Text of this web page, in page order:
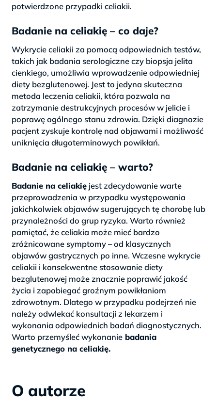
potwierdzone przypadki celiakii.
Badanie na celiakię – co daje?
Wykrycie celiakii za pomocą odpowiednich testów,
takich jak badania serologiczne czy biopsja jelita
cienkiego, umożliwia wprowadzenie odpowiedniej
diety bezglutenowej. Jest to jedyna skuteczna
metoda leczenia celiakii, która pozwala na
zatrzymanie destrukcyjnych procesów w jelicie i
poprawę ogólnego stanu zdrowia. Dzięki diagnozie
pacjent zyskuje kontrolę nad objawami i możliwość
uniknięcia długoterminowych powikłań.
Badanie na celiakię – warto?
Badanie na celiakię jest zdecydowanie warte
przeprowadzenia w przypadku występowania
jakichkolwiek objawów sugerujących tę chorobę lub
przynależności do grup ryzyka. Warto również
pamiętać, że celiakia może mieć bardzo
zróżnicowane symptomy – od klasycznych
objawów gastrycznych po inne. Wczesne wykrycie
celiakii i konsekwentne stosowanie diety
bezglutenowej może znacznie poprawić jakość
życia i zapobiegać groźnym powikłaniom
zdrowotnym. Dlatego w przypadku podejrzeń nie
należy odwlekać konsultacji z lekarzem i
wykonania odpowiednich badań diagnostycznych.
Warto przemyśleć wykonanie badania
genetycznego na celiakię.
O autorze